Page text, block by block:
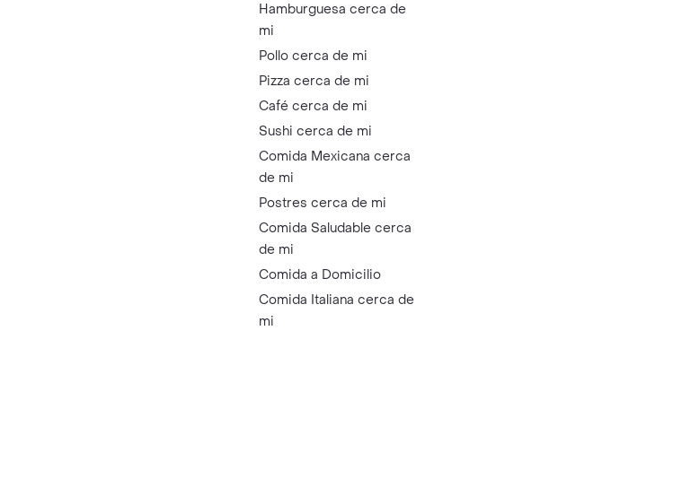
Hamburguesa cerca de
mi
Pollo cerca de mi
Pizza cerca de mi
Café cerca de mi
Sushi cerca de mi
Comida Mexicana cerca
de mi
Postres cerca de mi
Comida Saludable cerca
de mi
Comida a Domicilio
Comida Italiana cerca de
mi